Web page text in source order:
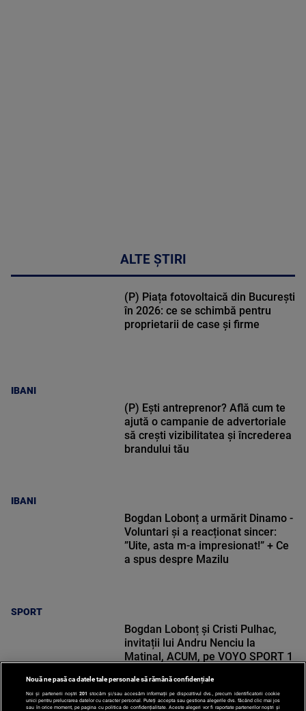
ALTE ȘTIRI
IBANI
(P) Piața fotovoltaică din București
în 2026: ce se schimbă pentru
proprietarii de case și firme
IBANI
(P) Ești antreprenor? Află cum te
ajută o campanie de advertoriale
să crești vizibilitatea și încrederea
brandului tău
SPORT
Bogdan Lobonț a urmărit Dinamo -
Voluntari și a reacționat sincer:
”Uite, asta m-a impresionat!” + Ce
a spus despre Mazilu
Bogdan Lobonț și Cristi Pulhac,
invitații lui Andru Nenciu la
Matinal, ACUM, pe VOYO SPORT 1
Nouă ne pasă ca datele tale personale să rămână confidențiale
Noi și partenerii noștri 201 stocăm și/sau accesăm informații pe dispozitivul dvs., precum identificatorii cookie
unici pentru prelucrarea datelor cu caracter personal. Puteți accepta sau gestiona alegerile dvs. făcând clic mai jos
sau în orice moment, pe pagina cu politica de confidențialitate. Aceste alegeri vor fi raportate partenerilor noștri și